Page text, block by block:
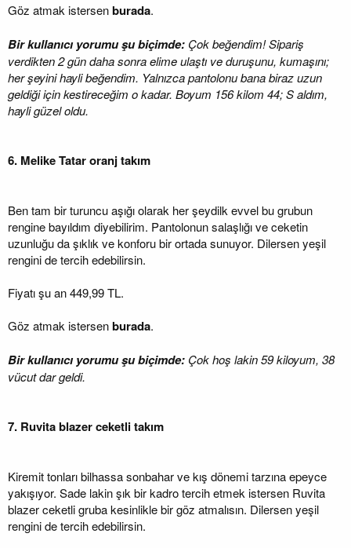
Göz atmak istersenburada.
Bir kullanıcı yorumu şu biçimde: Çok beğendim! Sipariş
verdikten 2 gün daha sonra elime ulaştı ve duruşunu, kumaşını;
her şeyini hayli beğendim. Yalnızca pantolonu bana biraz uzun
geldiği için kestireceğim o kadar. Boyum 156 kilom 44; S aldım,
hayli güzel oldu.
6. Melike Tatar oranj takım
Ben tam bir turuncu aşığı olarak her şeydilk evvel bu grubun
rengine bayıldım diyebilirim. Pantolonun salaşlığı ve ceketin
uzunluğu da şıklık ve konforu bir ortada sunuyor. Dilersen yeşil
rengini de tercih edebilirsin.
Fiyatı şu an 449,99 TL.
Göz atmak istersenburada.
Bir kullanıcı yorumu şu biçimde: Çok hoş lakin 59 kiloyum, 38
vücut dar geldi.
7. Ruvita blazer ceketli takım
Kiremit tonları bilhassa sonbahar ve kış dönemi tarzına epeyce
yakışıyor. Sade lakin şık bir kadro tercih etmek istersen Ruvita
blazer ceketli gruba kesinlikle bir göz atmalısın. Dilersen yeşil
rengini de tercih edebilirsin.